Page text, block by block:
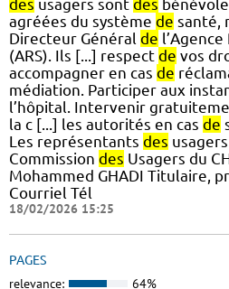
des usagers sont des
agréées du système de santé,
Directeur Général de
(ARS). Ils [...] respect de vos
accompagner en cas de
médiation. Participer aux
l’hôpital. Intervenir
la c [...] les autorités en cas de
Les représentants des
Commission des Usagers du
Mohammed GHADI Titulaire,
Courriel Tél
18/02/2026 15:25
PAGES
relevance: 64%